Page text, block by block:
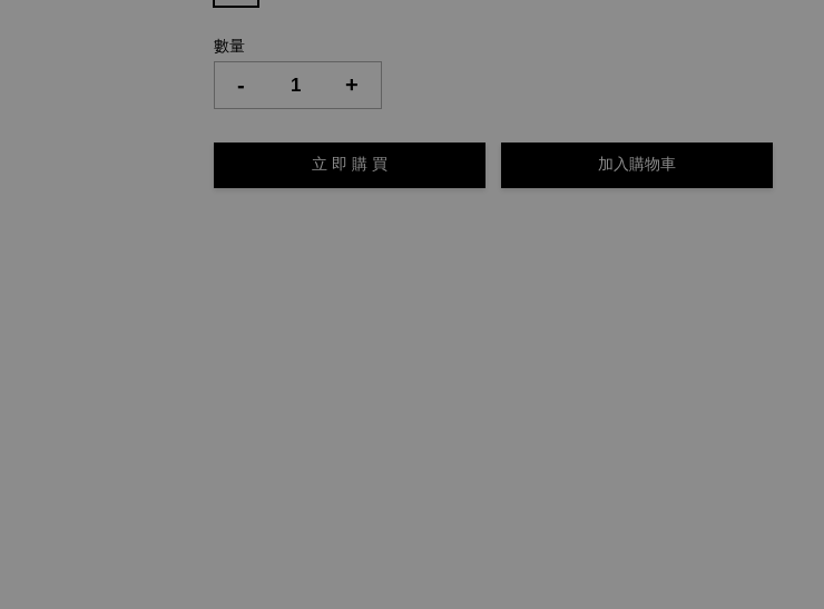
數量
- +
立 即 購 買 加入購物車